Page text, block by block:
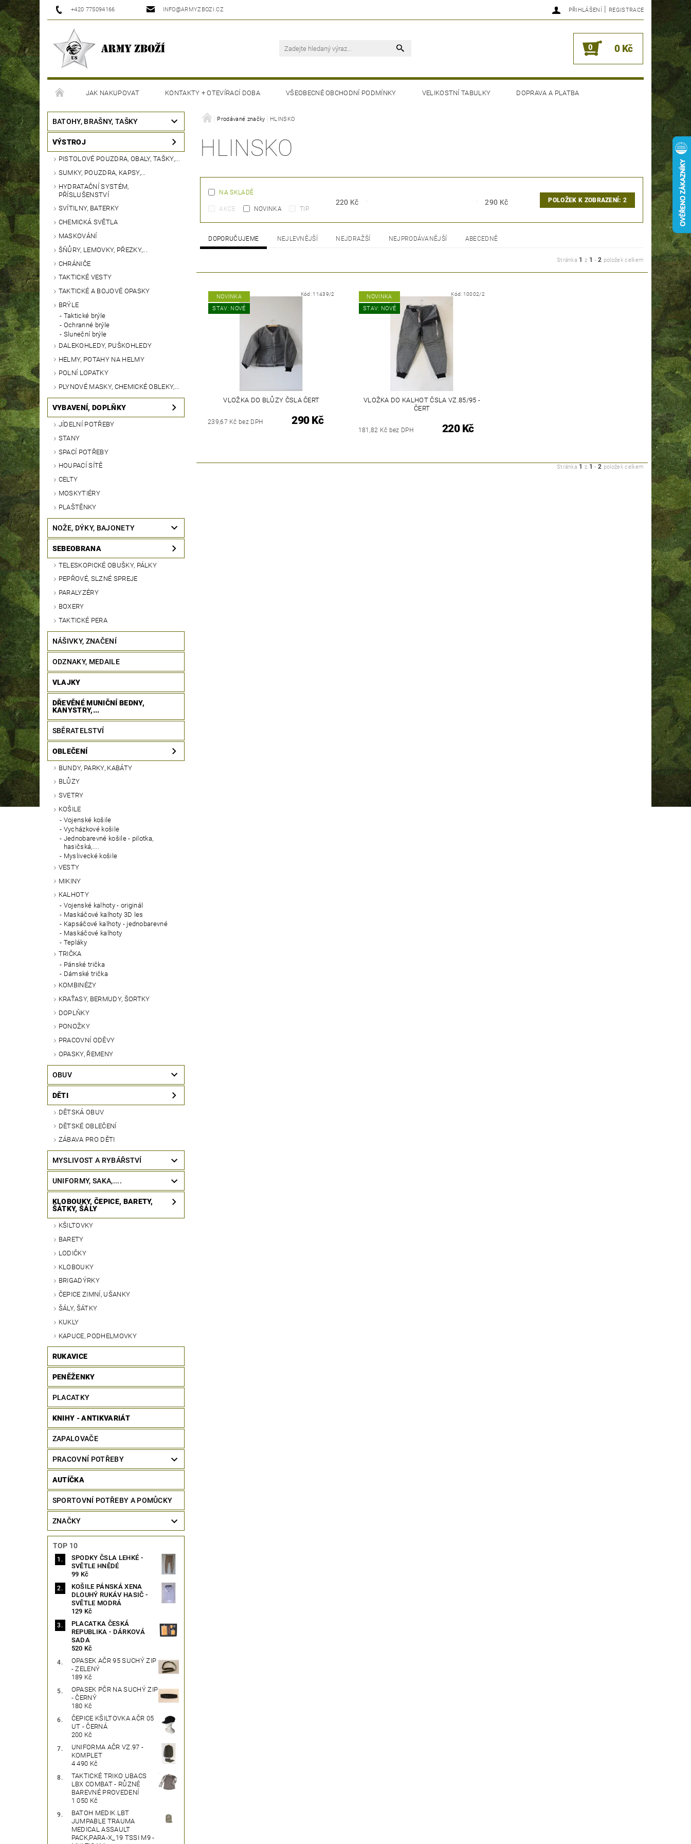
+420 775094166 INFO@ARMYZBOZI.CZ PŘIHLÁŠENÍ | REGISTRACE
0 0 Kč
JAK NAKUPOVAT KONTAKTY + OTEVÍRACÍ DOBA VŠEOBECNÉ OBCHODNÍ PODMÍNKY VELIKOSTNÍ TABULKY DOPRAVA A PLATBA
MOJE OBJEDNÁVKA
BATOHY, BRAŠNY, TAŠKY
VÝSTROJ
PISTOLOVÉ POUZDRA, OBALY, TAŠKY,...
SUMKY, POUZDRA, KAPSY,...
HYDRATAČNÍ SYSTÉM,
PŘÍSLUŠENSTVÍ
SVÍTILNY, BATERKY
CHEMICKÁ SVĚTLA
MASKOVÁNÍ
ŠŇŮRY, LEMOVKY, PŘEZKY,...
CHRÁNIČE
TAKTICKÉ VESTY
TAKTICKÉ A BOJOVÉ OPASKY
BRÝLE
Taktické brýle
Ochranné brýle
Sluneční brýle
DALEKOHLEDY, PUŠKOHLEDY
HELMY, POTAHY NA HELMY
POLNÍ LOPATKY
PLYNOVÉ MASKY, CHEMICKÉ OBLEKY,...
VYBAVENÍ, DOPLŇKY
JÍDELNÍ POTŘEBY
STANY
SPACÍ POTŘEBY
HOUPACÍ SÍTĚ
CELTY
MOSKYTIÉRY
PLAŠTĚNKY
NOŽE, DÝKY, BAJONETY
SEBEOBRANA
TELESKOPICKÉ OBUŠKY, PÁLKY
PEPŘOVÉ, SLZNÉ SPREJE
PARALYZÉRY
BOXERY
TAKTICKÉ PERA
NÁŠIVKY, ZNAČENÍ
ODZNAKY, MEDAILE
VLAJKY
DŘEVĚNÉ MUNIČNÍ BEDNY,
KANYSTRY,...
SBĚRATELSTVÍ
OBLEČENÍ
BUNDY, PARKY, KABÁTY
BLŮZY
SVETRY
KOŠILE
Vojenské košile
Vycházkové košile
Jednobarevné košile - pilotka,
hasičská,....
Myslivecké košile
VESTY
MIKINY
KALHOTY
Vojenské kalhoty - originál
Maskáčové kalhoty 3D les
Kapsáčové kalhoty - jednobarevné
Maskáčové kalhoty
Tepláky
TRIČKA
Pánské trička
Dámské trička
KOMBINÉZY
KRAŤASY, BERMUDY, ŠORTKY
DOPLŇKY
PONOŽKY
PRACOVNÍ ODĚVY
OPASKY, ŘEMENY
OBUV
DĚTI
DĚTSKÁ OBUV
DĚTSKÉ OBLEČENÍ
ZÁBAVA PRO DĚTI
MYSLIVOST A RYBÁŘSTVÍ
UNIFORMY, SAKA,....
KLOBOUKY, ČEPICE, BARETY,
ŠÁTKY, ŠÁLY
KŠILTOVKY
BARETY
LODIČKY
KLOBOUKY
BRIGADÝRKY
ČEPICE ZIMNÍ, UŠANKY
ŠÁLY, ŠÁTKY
KUKLY
KAPUCE, PODHELMOVKY
RUKAVICE
PENĚŽENKY
PLACATKY
KNIHY - ANTIKVARIÁT
ZAPALOVAČE
PRACOVNÍ POTŘEBY
AUTÍČKA
SPORTOVNÍ POTŘEBY A POMŮCKY
ZNAČKY
TOP 10
SPODKY ČSLA LEHKÉ -
SVĚTLE HNĚDÉ
99 Kč
KOŠILE PÁNSKÁ XENA
DLOUHÝ RUKÁV HASIČ -
SVĚTLE MODRÁ
129 Kč
PLACATKA ČESKÁ
REPUBLIKA - DÁRKOVÁ
SADA
520 Kč
OPASEK AČR 95 SUCHÝ ZIP
- ZELENÝ
189 Kč
OPASEK PČR NA SUCHÝ ZIP
- ČERNÝ
180 Kč
ČEPICE KŠILTOVKA AČR 05
UT - ČERNÁ
200 Kč
UNIFORMA AČR VZ.97 -
KOMPLET
4 490 Kč
TAKTICKÉ TRIKO UBACS
LBX COMBAT - RŮZNÉ
BAREVNÉ PROVEDENÍ
1 050 Kč
BATOH MEDIK LBT
JUMPABLE TRAUMA
MEDICAL ASSAULT
PACK,PARA-X_19 TSSI M9 -
Prodávané značky HLINSKO
HLINSKO
NA SKLADĚ
AKCE NOVINKA TIP
220 Kč 290 Kč POLOŽEK K ZOBRAZENÍ:2
DOPORUČUJEME NEJLEVNĚJŠÍ NEJDRAŽŠÍ NEJPRODÁVANĚJŠÍ ABECEDNĚ
Stránka 1 z 1 -2 položek celkem
NOVINKA
STAV: NOVÉ
Kód: 11439/2
VLOŽKA DO BLŮZY ČSLA ČERT
239,67 Kč bez DPH 290 Kč
NOVINKA
STAV: NOVÉ
Kód: 10002/2
VLOŽKA DO KALHOT ČSLA VZ.85/95 -
ČERT
181,82 Kč bez DPH 220 Kč
Stránka 1 z 1 -2 položek celkem